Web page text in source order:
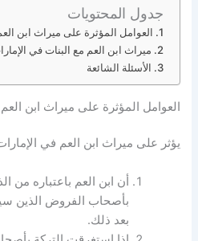
جدول المحتويات
العوامل المؤثرة على ميراث ابن
ميراث ابن العم مع البنات في
الأسئلة الشائعة
العوامل المؤثرة على ميراث ابن
يؤثر على ميراث ابن العم في الإمارات
أن ابن العم باعتباره من
بأصحاب الفروض الذين
بعد ذلك.